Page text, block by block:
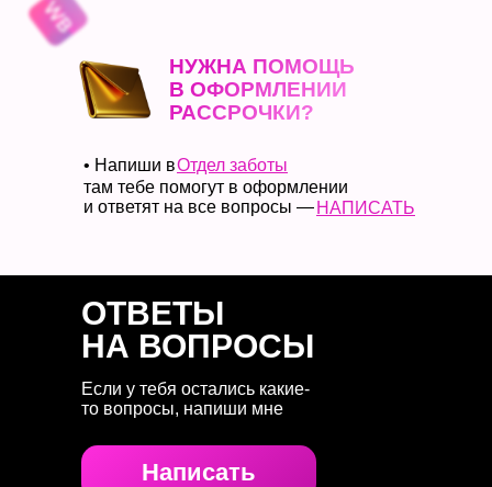
НУЖНА ПОМОЩЬ
В ОФОРМЛЕНИИ
РАССРОЧКИ?
там тебе помогут в оформлении
и ответят на все вопросы —
Отдел заботы
• Напиши в
НАПИСАТЬ
ОТВЕТЫ
НА ВОПРОСЫ
Если у тебя остались какие-
то вопросы, напиши мне
Написать